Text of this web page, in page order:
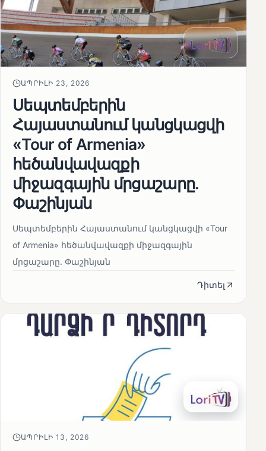
ԱՊՐԻԼԻ 23, 2026
Սեպտեմբերին
Հայաստանում կանցկացվի
«Tour of Armenia»
հեծանվավազքի
միջազգային մրցաշարը.
Փաշինյան
Սեպտեմբերին Հայաստանում կանցկացվի «Tour
of Armenia» հեծանվավազքի միջազգային
մրցաշարը. Փաշինյան
Դիտել
ԱՊՐԻԼԻ 13, 2026